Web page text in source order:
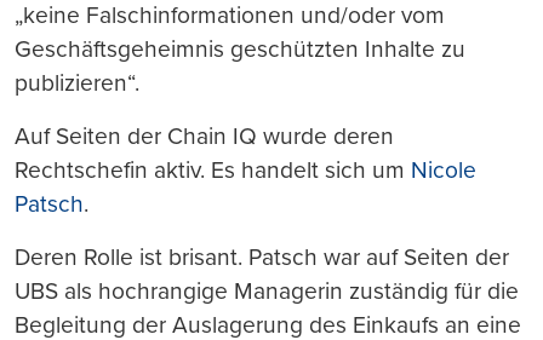
„keine Falschinformationen und/oder vom
Geschäftsgeheimnis geschützten Inhalte zu
publizieren“.
Auf Seiten der Chain IQ wurde deren
Rechtschefin aktiv. Es handelt sich um Nicole
Patsch.
Deren Rolle ist brisant. Patsch war auf Seiten der
UBS als hochrangige Managerin zuständig für die
Begleitung der Auslagerung des Einkaufs an eine